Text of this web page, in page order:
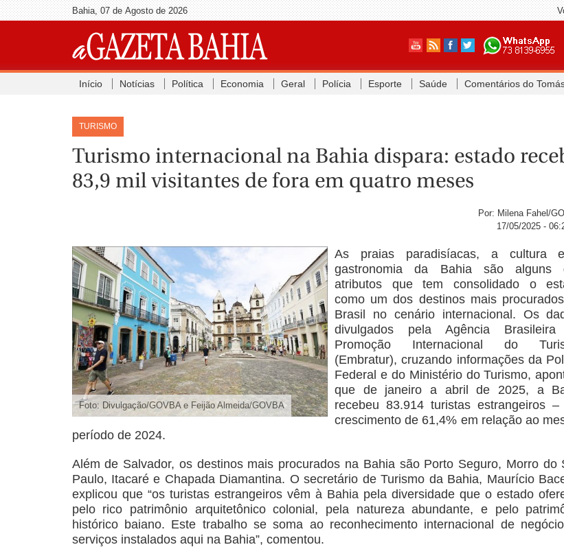
Bahia, 07 de Agosto de 2026
Início Notícias Política Economia Geral Polícia Esporte Saúde Comentários do
TURISMO
Turismo internacional na Bahia dispara: estado
83,9 mil visitantes de fora em quatro meses
Por: Milena Fahel/
17/05/2025 -
Foto: Divulgação/GOVBA e Feijão Almeida/GOVBA
As praias paradisíacas, a cultura
gastronomia da Bahia são alguns
atributos que tem consolidado o
como um dos destinos mais
Brasil no cenário internacional. Os
divulgados pela Agência
Promoção Internacional do
(Embratur), cruzando informações da
Federal e do Ministério do Turismo,
que de janeiro a abril de 2025, a
recebeu 83.914 turistas estrangeiros –
crescimento de 61,4% em relação ao
período de 2024.
Além de Salvador, os destinos mais procurados na Bahia são Porto Seguro, Morro do
Paulo, Itacaré e Chapada Diamantina. O secretário de Turismo da Bahia, Maurício
explicou que “os turistas estrangeiros vêm à Bahia pela diversidade que o estado
pelo rico patrimônio arquitetônico colonial, pela natureza abundante, e pelo
histórico baiano. Este trabalho se soma ao reconhecimento internacional de
serviços instalados aqui na Bahia”, comentou.